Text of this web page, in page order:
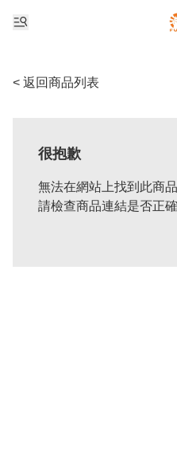
< 返回商品列表
很抱歉
無法在網站上找到此商
請檢查商品連結是否正確